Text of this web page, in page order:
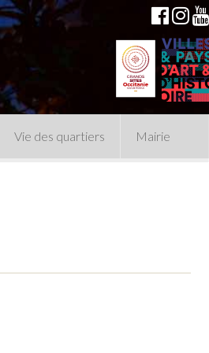
Vie des quartiers Mairie